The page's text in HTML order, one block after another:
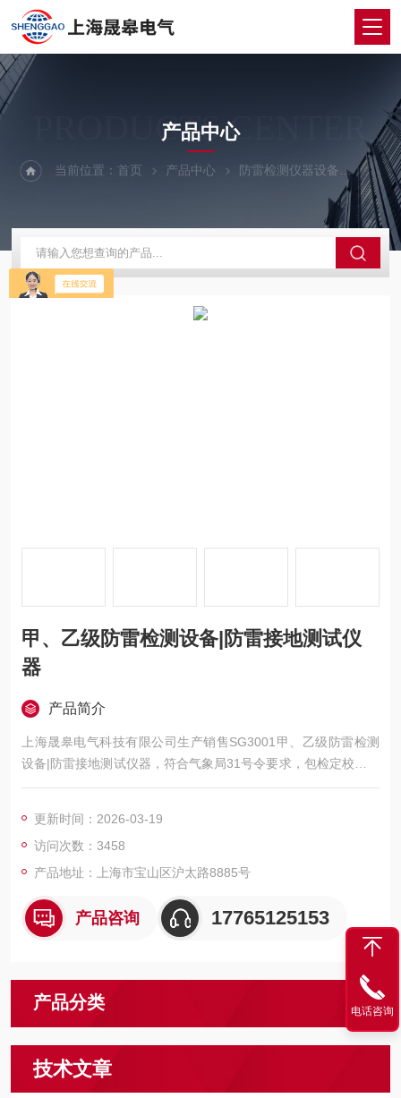
PRODUCTS CENTER
产品中心
当前位置：首页 产品中心 防雷检测仪器设备 防雷
甲、乙级防雷检测设备|防雷接地测试仪
器
产品简介
上海晟皋电气科技有限公司生产销售SG3001甲、乙级防雷检测
设备|防雷接地测试仪器，符合气象局31号令要求，包检定校准合
格，欢迎您的选购！
更新时间：2026-03-19
访问次数：3458
产品地址：上海市宝山区沪太路8885号
产品咨询 17765125153
产品分类
技术文章
电话咨询